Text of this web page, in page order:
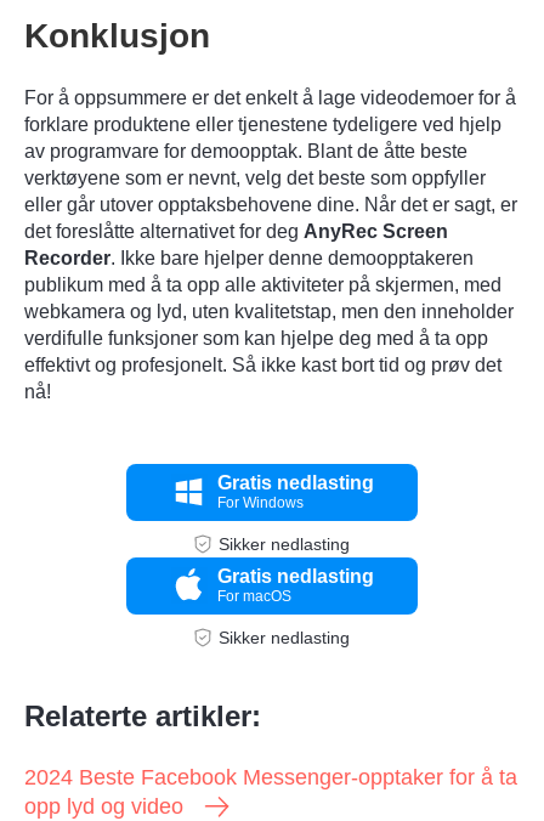
Konklusjon
For å oppsummere er det enkelt å lage videodemoer for å
forklare produktene eller tjenestene tydeligere ved hjelp
av programvare for demoopptak. Blant de åtte beste
verktøyene som er nevnt, velg det beste som oppfyller
eller går utover opptaksbehovene dine. Når det er sagt, er
det foreslåtte alternativet for deg AnyRec Screen
Recorder. Ikke bare hjelper denne demoopptakeren
publikum med å ta opp alle aktiviteter på skjermen, med
webkamera og lyd, uten kvalitetstap, men den inneholder
verdifulle funksjoner som kan hjelpe deg med å ta opp
effektivt og profesjonelt. Så ikke kast bort tid og prøv det
nå!
Gratis nedlasting
For Windows
Sikker nedlasting
Gratis nedlasting
For macOS
Sikker nedlasting
Relaterte artikler:
2024 Beste Facebook Messenger-opptaker for å ta
opp lyd og video